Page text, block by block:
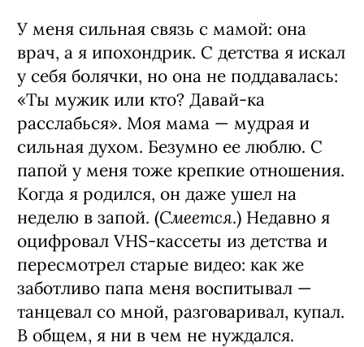
У меня сильная связь с мамой: она
врач, а я ипохондрик. С детства я искал
у себя болячки, но она не поддавалась:
«Ты мужик или кто? Давай-ка
расслабься». Моя мама — мудрая и
сильная духом. Безумно ее люблю. С
папой у меня тоже крепкие отношения.
Когда я родился, он даже ушел на
неделю в запой. (Смеется.) Недавно я
оцифровал VHS-кассеты из детства и
пересмотрел старые видео: как же
заботливо папа меня воспитывал —
танцевал со мной, разговаривал, купал.
В общем, я ни в чем не нуждался.